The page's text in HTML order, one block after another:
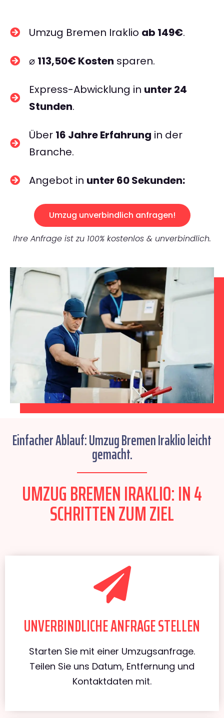
Umzug Bremen Iraklio ab 149€.
⌀ 113,50€ Kosten sparen.
Express-Abwicklung in unter 24
Stunden.
Über 16 Jahre Erfahrung in der
Branche.
Angebot in unter 60 Sekunden:
Umzug unverbindlich anfragen!
Ihre Anfrage ist zu 100% kostenlos & unverbindlich.
Einfacher Ablauf: Umzug Bremen Iraklio leicht
gemacht.
UMZUG BREMEN IRAKLIO: IN 4
SCHRITTEN ZUM ZIEL
UNVERBINDLICHE ANFRAGE STELLEN
Starten Sie mit einer Umzugsanfrage.
Teilen Sie uns Datum, Entfernung und
Kontaktdaten mit.